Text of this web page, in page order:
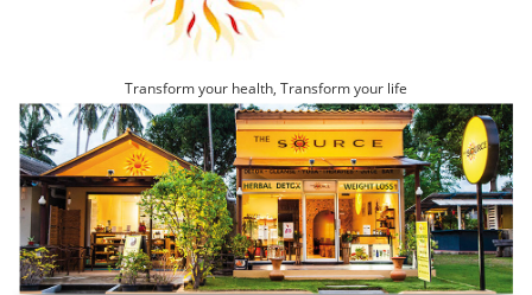
Transform your health, Transform your life